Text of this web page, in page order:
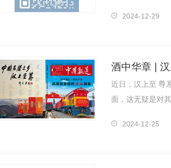
46°至 尊原浆（帝王皇）
2024-12-29
酒中华章 |
近日，汉上至 尊
面，这无疑是对
2024-12-25